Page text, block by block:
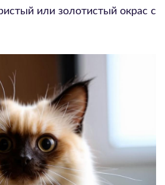
или золотистый окрас с